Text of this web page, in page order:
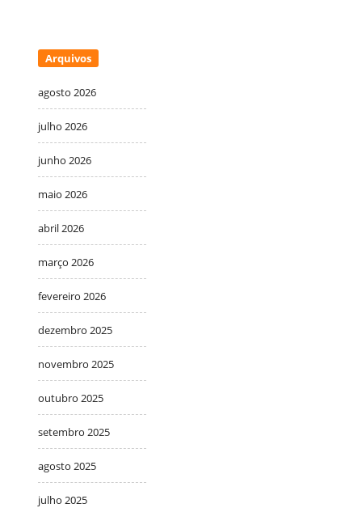
Arquivos
agosto 2026
julho 2026
junho 2026
maio 2026
abril 2026
março 2026
fevereiro 2026
dezembro 2025
novembro 2025
outubro 2025
setembro 2025
agosto 2025
julho 2025